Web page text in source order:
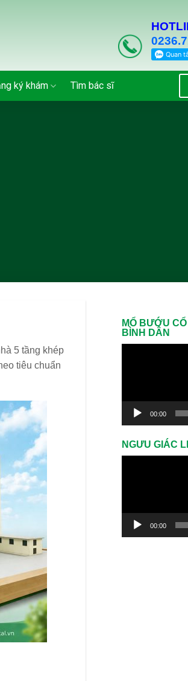
ký khám Tìm bác sĩ
5 tầng khép
tiêu chuẩn
MỔ BƯỚU
BÌNH DÂN
00:00
NGƯU GIÁC
00:00